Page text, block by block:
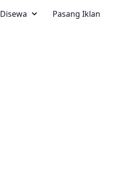
Disewa Pasang Iklan